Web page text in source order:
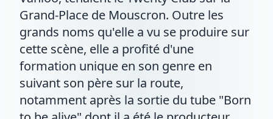
Grand-Place de Mouscron. Outre les
grands noms qu'elle a vu se produire sur
cette scène, elle a profité d'une
formation unique en son genre en
suivant son père sur la route,
notamment après la sortie du tube "Born